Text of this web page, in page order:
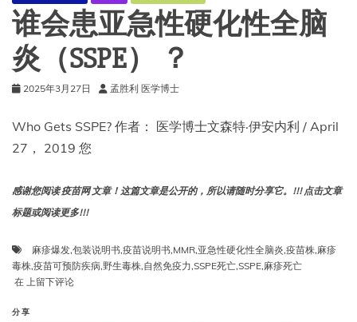
麻
疹
病
吗？
谁会患亚急性硬化性全脑
炎（SSPE） ？
2025年3月27日 孟胜利 医学博士
Who Gets SSPE? 作者： 医学博士文森特·伊安内利 / April
27， 2019 您
感谢您阅读 疫苗网 文章！这篇文章是公开的，所以请随时分享它。!!! 点击文章
标题或阅读更多!!!
麻疹爆发,包装说明书,疫苗说明书,MMR,亚急性硬化性全脑炎,疫苗株,麻疹
毒株,疫苗可预防疾病,野生毒株,自然免疫力,SSPE死亡,SSPE,麻疹死亡
在 谁
患
上留下评论
分享